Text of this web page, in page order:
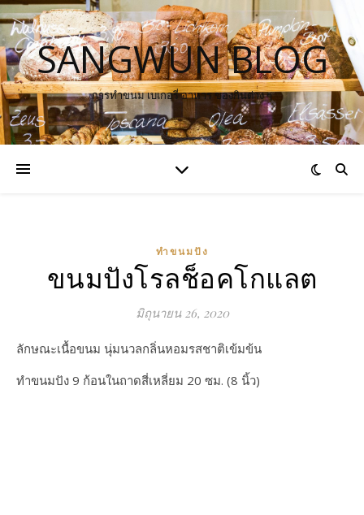
SANGWUN BLOG
การทำขนม เบเกอรี่ อาหาร ของกินต่าง ๆ
ทำขนมปัง
ขนมปังโรลช็อคโกแลต
มิถุนายน 26, 2020
ลักษณะ​เนื้อ​ขนม​ นุ่มนวล​กลิ่นหอม​รสชาติเข้มข้น
ทำขนมปัง 9 ก้อนในถาดสี่เหลี่ยม 20 ซม. (8 นิ้ว)